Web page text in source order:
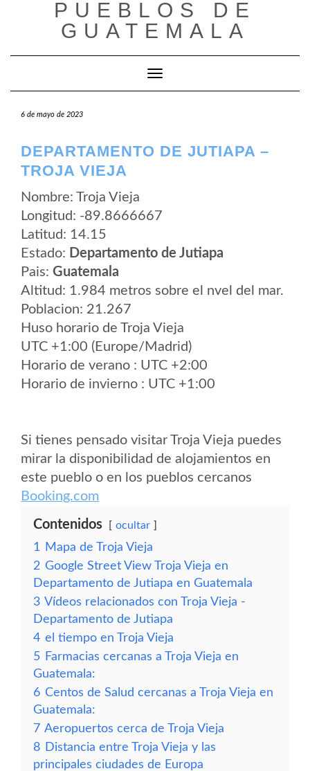
PUEBLOS DE
GUATEMALA
Cambiar modo de navegación
6 de mayo de 2023
DEPARTAMENTO DE JUTIAPA –
TROJA VIEJA
Nombre: Troja Vieja
Longitud: -89.8666667
Latitud: 14.15
Estado: Departamento de Jutiapa
Pais: Guatemala
Altitud: 1.984 metros sobre el nvel del mar.
Poblacion: 21.267
Huso horario de Troja Vieja
UTC +1:00 (Europe/Madrid)
Horario de verano : UTC +2:00
Horario de invierno : UTC +1:00
Si tienes pensado visitar Troja Vieja puedes
mirar la disponibilidad de alojamientos en
este pueblo o en los pueblos cercanos
Booking.com
Contenidos ocultar
1
Mapa de Troja Vieja
2 Google Street View Troja Vieja en
Departamento de Jutiapa en Guatemala
3 Vídeos relacionados con Troja Vieja -
Departamento de Jutiapa
4 el tiempo en Troja Vieja
5 Farmacias cercanas a Troja Vieja en
Guatemala:
6 Centos de Salud cercanas a Troja Vieja en
Guatemala:
7 Aeropuertos cerca de Troja Vieja
8 Distancia entre Troja Vieja y las
principales ciudades de Europa